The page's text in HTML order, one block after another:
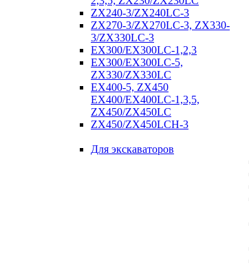
ZX240-3/ZX240LC-3
ZX270-3/ZX270LC-3, ZX330-
3/ZX330LC-3
EX300/EX300LC-1,2,3
EX300/EX300LC-5,
ZX330/ZX330LC
EX400-5, ZX450
EX400/EX400LC-1,3,5,
ZX450/ZX450LC
ZX450/ZX450LCH-3
Для экскаваторов